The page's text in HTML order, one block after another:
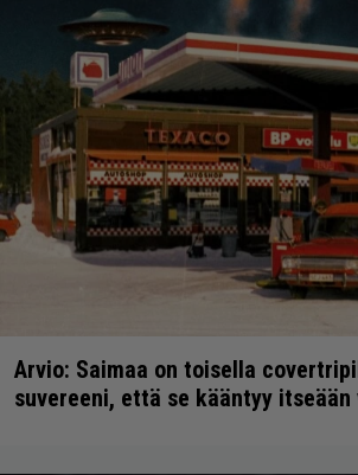
Arvio: Saimaa on toisella
suvereeni, että se kääntyy itseään